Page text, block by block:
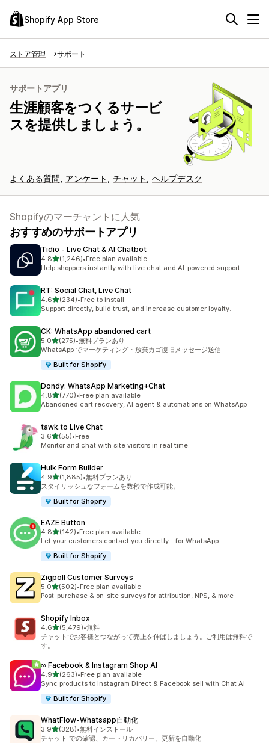
Shopify App Store
ストア管理 サポート
サポートアプリ
生涯顧客をつくるサービ
スを提供しましょう。
よくある質問 アンケート チャット ヘルプデスク
Shopifyのマーチャントに人気
おすすめのサポートアプリ
Tidio ‑ Live Chat & AI Chatbot
4.85つ星中
(1,246)
合計レビュー数：1246件
•Free plan available
Help shoppers instantly with live chat and AI-powered support.
RT: Social Chat, Live Chat
4.65つ星中
(234)
合計レビュー数：234件
•Free to install
Support directly, build trust, and increase customer loyalty.
CK: WhatsApp abandoned cart
5.05つ星中
(275)
合計レビュー数：275件
•無料プランあり
WhatsApp でマーケティング・放棄カゴ復旧メッセージ送信
Built for Shopify
Dondy: WhatsApp Marketing+Chat
4.85つ星中
(770)
合計レビュー数：770件
•Free plan available
Abandoned cart recovery, AI agent & automations on WhatsApp
tawk.to Live Chat
3.65つ星中
(55)
合計レビュー数：55件
•Free
Monitor and chat with site visitors in real time.
Hulk Form Builder
4.95つ星中
(1,885)
合計レビュー数：1885件
•無料プランあり
スタイリッシュなフォームを数秒で作成可能。
Built for Shopify
EAZE Button
4.85つ星中
(142)
合計レビュー数：142件
•Free plan available
Let your customers contact you directly - for WhatsApp
Built for Shopify
Zigpoll Customer Surveys
5.05つ星中
(502)
合計レビュー数：502件
•Free plan available
Post-purchase & on-site surveys for attribution, NPS, & more
Shopify Inbox
4.65つ星中
(5,479)
合計レビュー数：5479件
•無料
チャットでお客様とつながって売上を伸ばしましょう。ご利用は無料で
す。
∞ Facebook & Instagram Shop AI
4.95つ星中
(263)
合計レビュー数：263件
•Free plan available
Sync products to Instagram Direct & Facebook sell with Chat AI
Built for Shopify
WhatFlow‑Whatsapp自動化
3.95つ星中
(328)
合計レビュー数：328件
•無料インストール
チャット での確認、カートリカバリー、更新を自動化